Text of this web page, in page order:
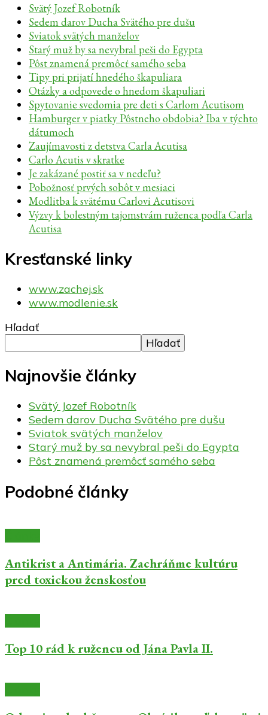
Svätý Jozef Robotník
Sedem darov Ducha Svätého pre dušu
Sviatok svätých manželov
Starý muž by sa nevybral peši do Egypta
Pôst znamená premôcť samého seba
Tipy pri prijatí hnedého škapuliara
Otázky a odpovede o hnedom škapuliari
Spytovanie svedomia pre deti s Carlom Acutisom
Hamburger v piatky Pôstneho obdobia? Iba v týchto
dátumoch
Zaujímavosti z detstva Carla Acutisa
Carlo Acutis v skratke
Je zakázané postiť sa v nedeľu?
Pobožnosť prvých sobôt v mesiaci
Modlitba k svätému Carlovi Acutisovi
Výzvy k bolestným tajomstvám ruženca podľa Carla
Acutisa
Kresťanské linky
www.zachej.sk
www.modlenie.sk
Hľadať
Hľadať
Najnovšie články
Svätý Jozef Robotník
Sedem darov Ducha Svätého pre dušu
Sviatok svätých manželov
Starý muž by sa nevybral peši do Egypta
Pôst znamená premôcť samého seba
Podobné články
Antikrist a Antimária. Zachráňme kultúru
pred toxickou ženskosťou
Top 10 rád k ružencu od Jána Pavla II.